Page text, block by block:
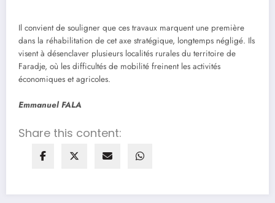
Il convient de souligner que ces travaux marquent une première
dans la réhabilitation de cet axe stratégique, longtemps négligé. Ils
visent à désenclaver plusieurs localités rurales du territoire de
Faradje, où les difficultés de mobilité freinent les activités
économiques et agricoles.
Emmanuel FALA
Share this content: